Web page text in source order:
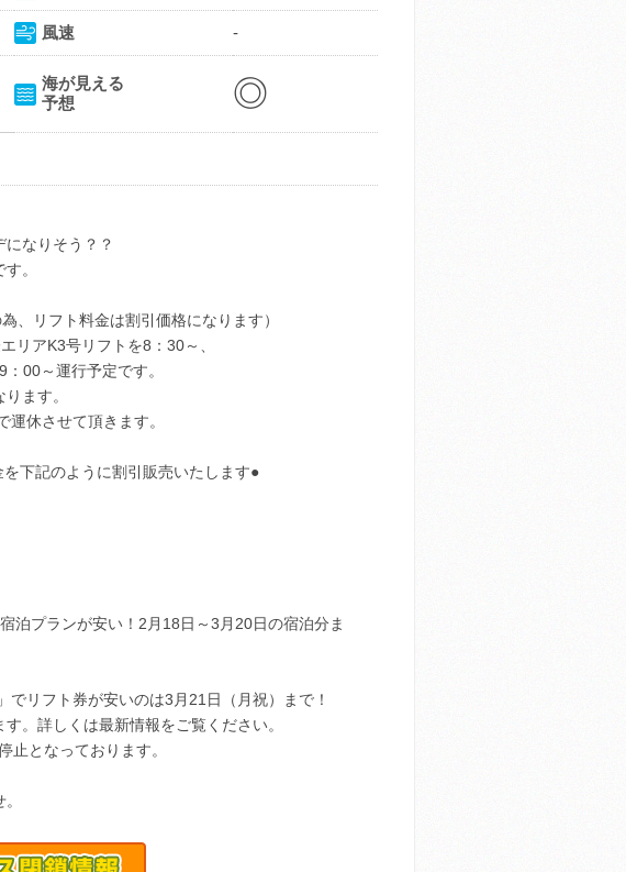
風速 -
海が見える
予想
◎
なりそう？？
。
、リフト料金は割引価格になります）
リアK3号リフトを8：30～、
00～運行予定です。
ます。
休させて頂きます。
下記のように割引販売いたします●
泊プランが安い！2月18日～3月20日の宿泊分ま
リフト券が安いのは3月21日（月祝）まで！
。詳しくは最新情報をご覧ください。
止となっております。